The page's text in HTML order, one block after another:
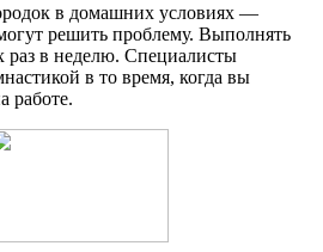
в домашних условиях —
решить проблему. Выполнять
раз в неделю. Специалисты
в то время, когда вы
работе.